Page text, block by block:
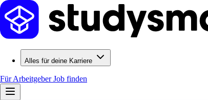
Alles für deine Karriere
Für ArbeitgeberJob finden